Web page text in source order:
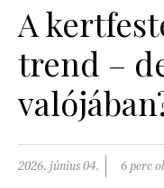
SZOBÁK
Konyha
Fürdőszoba
Nappali
ÖTLETEK
SZÉP TEREK
Szállodák és vendégházak
A
trend –
2026. június 04. 6 perc